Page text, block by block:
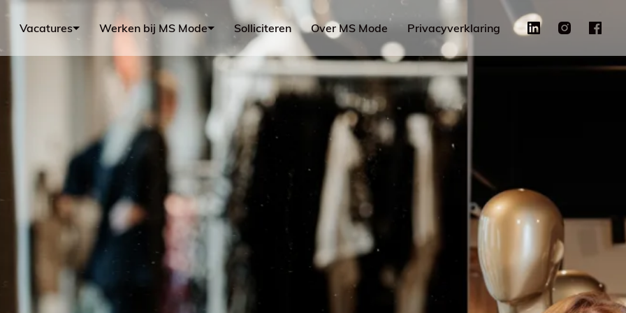
Vacatures Werken bij MS Mode Solliciteren Over MS Mode Privacyverklaring